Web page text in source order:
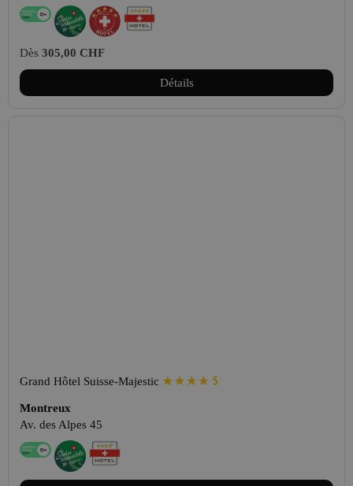
Dès 305,00 CHF
Détails
Grand Hôtel Suisse-Majestic
Montreux
Av. des Alpes 45